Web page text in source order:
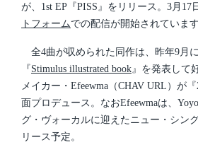
が、1st EP『PISS』をリリース。3月17
トフォーム での配信が開始されています
全4曲が収められた同作は、昨年9月
『Stimulus illustrated book 』を発表して
メイカー・Efeewma（CHAV URL）が
面プロデュース。なおEfeewmaは、
グ・ヴォーカルに迎えたニュー・シン
リース予定。